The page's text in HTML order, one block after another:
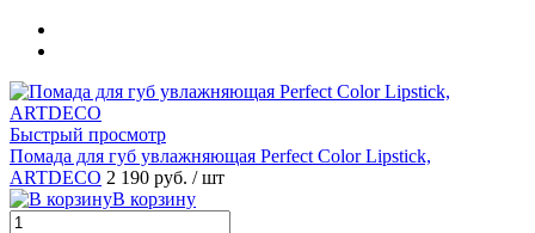
Быстрый просмотр
Помада для губ увлажняющая Perfect Color Lipstick,
ARTDECO 2 190 руб. / шт
В корзину